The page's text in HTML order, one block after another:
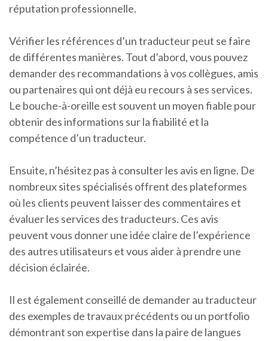
réputation professionnelle.
Vérifier les références d’un traducteur peut se faire
de différentes manières. Tout d’abord, vous pouvez
demander des recommandations à vos collègues, amis
ou partenaires qui ont déjà eu recours à ses services.
Le bouche-à-oreille est souvent un moyen fiable pour
obtenir des informations sur la fiabilité et la
compétence d’un traducteur.
Ensuite, n’hésitez pas à consulter les avis en ligne. De
nombreux sites spécialisés offrent des plateformes
où les clients peuvent laisser des commentaires et
évaluer les services des traducteurs. Ces avis
peuvent vous donner une idée claire de l’expérience
des autres utilisateurs et vous aider à prendre une
décision éclairée.
Il est également conseillé de demander au traducteur
des exemples de travaux précédents ou un portfolio
démontrant son expertise dans la paire de langues